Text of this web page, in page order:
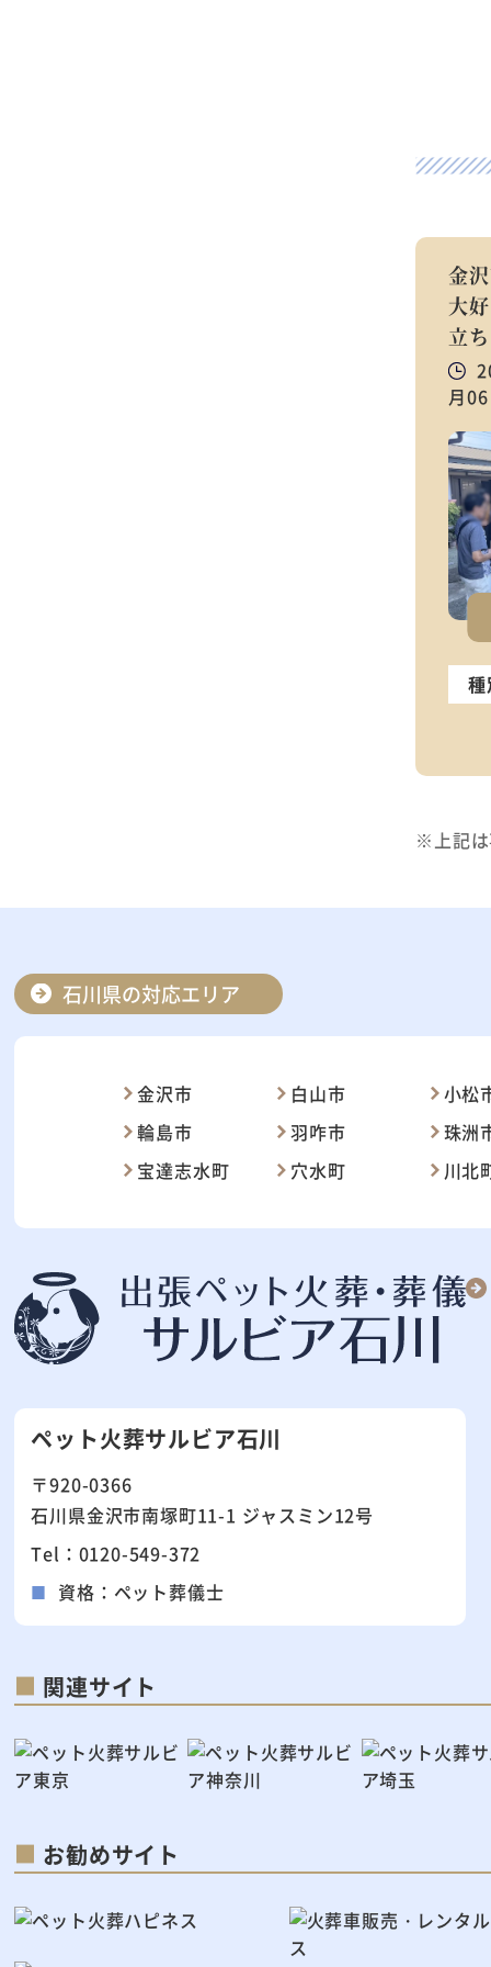
金
大
立
月
※上記は
石川県の対応エリア
金沢市 白山市
小松
輪島市
羽咋市
珠洲
宝達志水町
穴水町 川北
ペット火葬サルビア石川
〒920-0366
石川県金沢市南塚町11-1 ジャスミン12号
Tel：0120-549-372
資格：ペット葬儀士
関連サイト
お勧めサイト